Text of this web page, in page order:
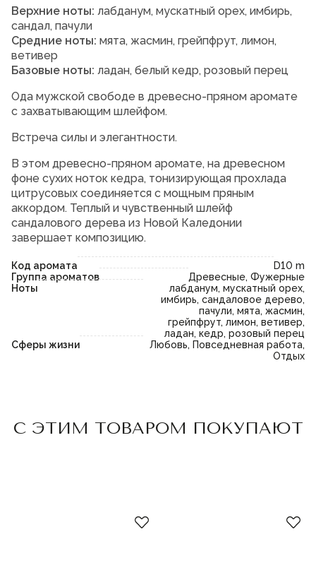
Верхние ноты: лабданум, мускатный орех, имбирь,
сандал, пачули
Средние ноты: мята, жасмин, грейпфрут, лимон,
ветивер
Базовые ноты: ладан, белый кедр, розовый перец
Ода мужской свободе в древесно-пряном аромате
с захватывающим шлейфом.
Встреча силы и элегантности.
В этом древесно-пряном аромате, на древесном
фоне сухих ноток кедра, тонизирующая прохлада
цитрусовых соединяется с мощным пряным
аккордом. Теплый и чувственный шлейф
сандалового дерева из Новой Каледонии
завершает композицию.
Код аромата
D10 m
Группа ароматов
Древесные, Фужерные
Ноты
лабданум, мускатный орех,
имбирь, сандаловое дерево,
пачули, мята, жасмин,
грейпфрут, лимон, ветивер,
ладан, кедр, розовый перец
Сферы жизни
Любовь, Повседневная работа,
Отдых
С ЭТИМ ТОВАРОМ ПОКУПАЮТ
зарегистрируйтесь,
чтобы добавить товар в
зарегистрируйтесь,
чтобы добавить товар в